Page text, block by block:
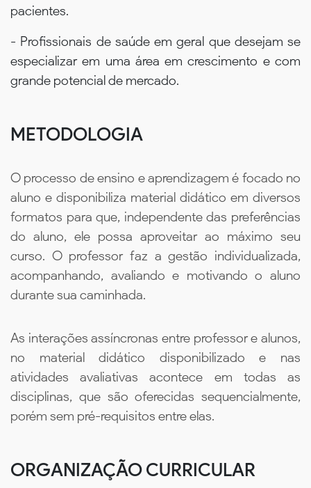
pacientes.
- Profissionais de saúde em geral que desejam se
especializar em uma área em crescimento e com
grande potencial de mercado.
METODOLOGIA
O processo de ensino e aprendizagem é focado no
aluno e disponibiliza material didático em diversos
formatos para que, independente das preferências
do aluno, ele possa aproveitar ao máximo seu
curso. O professor faz a gestão individualizada,
acompanhando, avaliando e motivando o aluno
durante sua caminhada.
As interações assíncronas entre professor e alunos,
no material didático disponibilizado e nas
atividades avaliativas acontece em todas as
disciplinas, que são oferecidas sequencialmente,
porém sem pré-requisitos entre elas.
ORGANIZAÇÃO CURRICULAR